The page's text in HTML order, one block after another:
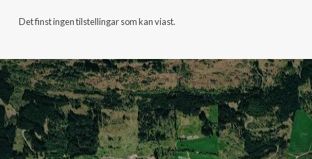
Det finst ingen tilstellingar som kan viast.